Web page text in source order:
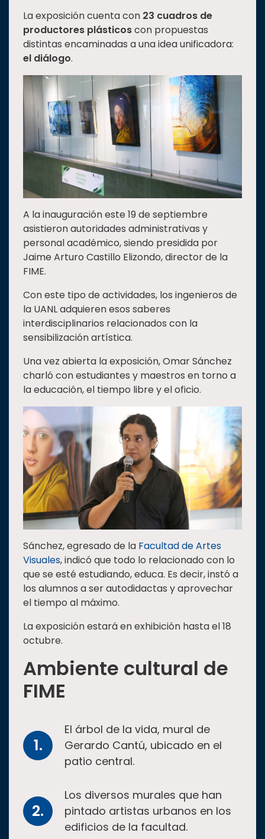
Oferta
educativa
Estudiantes
Rectoría
Investigación
Internacionalización
Responsabilidad
social
Historia
Universiada
Nacional
La exposición cuenta con 23 cuadros de
productores plásticoscon propuestas
distintas encaminadas a una idea unificadora:
el diálogo.
A la inauguración este 19 de septiembre
asistieron autoridades administrativas y
personal académico, siendo presidida por
Jaime Arturo Castillo Elizondo, director de la
FIME.
Con este tipo de actividades, los ingenieros de
la UANL adquieren esos saberes
interdisciplinarios relacionados con la
sensibilización artística.
Una vez abierta la exposición, Omar Sánchez
charló con estudiantes y maestros en torno a
la educación, el tiempo libre y el oficio.
Sánchez, egresado de la Facultad de Artes
Visuales, indicó que todo lo relacionado con lo
que se esté estudiando, educa. Es decir, instó a
los alumnos a ser autodidactas y aprovechar
el tiempo al máximo.
La exposición estará en exhibición hasta el 18
octubre.
Ambiente cultural de
FIME
El árbol de la vida, mural de
Gerardo Cantú, ubicado en el
patio central.
Los diversos murales que han
pintado artistas urbanos en los
edificios de la facultad.